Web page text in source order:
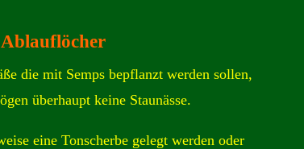
die mit Semps bepflanzt werden sollen,
überhaupt keine Staunässe.
eine Tonscherbe gelegt werden oder